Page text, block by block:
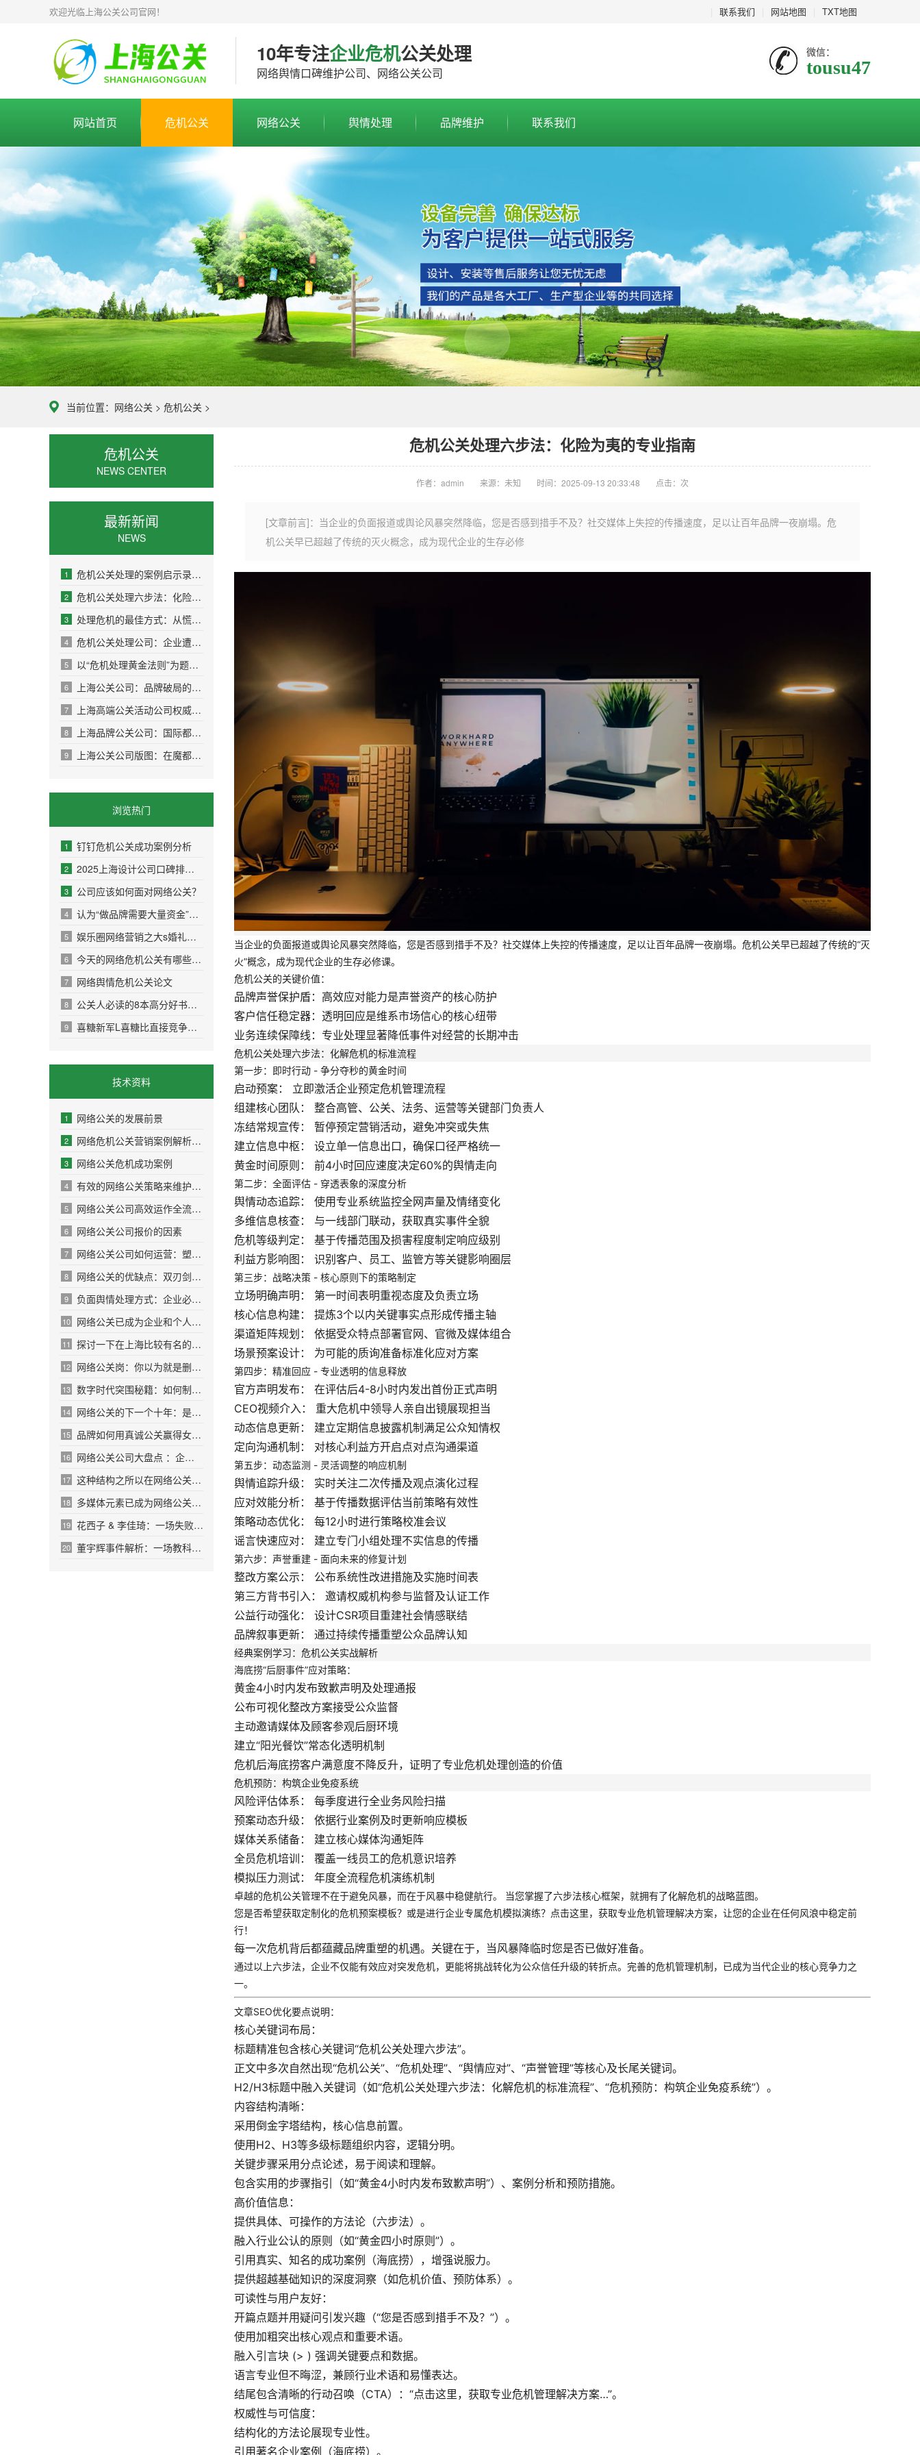
联系我们 网站地图 TXT地图
欢迎光临上海公关公司官网！
10年专注企业危机公关处理
网络舆情口碑维护公司、网络公关公司
微信：
tousu47
网站首页 危机公关 网络公关 舆情处理 品牌维护 联系我们
当前位置： 网络公关 > 危机公关 >
危机公关
NEWS CENTER
最新新闻
NEWS
1 危机公关处理的案例启示录：化危为机的深度解
2 危机公关处理六步法：化险为夷的专业指南
3 处理危机的最佳方式：从慌乱到掌控的实战指南
4 危机公关处理公司：企业遭遇舆情风暴时的“诺
5 以“危机处理黄金法则”为题的SEO文章
6 上海公关公司：品牌破局的“隐形引擎”，你知
7 上海高端公关活动公司权威推荐指南
8 上海品牌公关公司：国际都会丛林中，品牌如何
9 上海公关公司版图：在魔都商海乘风破浪的制胜
浏览热门
1 钉钉危机公关成功案例分析
2 2025上海设计公司口碑排名权威盘点：10家高好评
3 公司应该如何面对网络公关？
4 认为“做品牌需要大量资金”是因为并未真正理
5 娱乐圈网络营销之大s婚礼曝光
6 今天的网络危机公关有哪些特点？
7 网络舆情危机公关论文
8 公关人必读的8本高分好书推荐
9 喜糖新军L喜糖比直接竞争对手的零售价高了0.2～
技术资料
1 网络公关的发展前景
2 网络危机公关营销案例解析：5大经典案例教你转
3 网络公关危机成功案例
4 有效的网络公关策略来维护品牌形象
5 网络公关公司高效运作全流程解析：六步实现品
6 网络公关公司报价的因素
7 网络公关公司如何运营：塑造品牌、驾驭舆论的
8 网络公关的优缺点：双刃剑上的品牌攻守战
9 负面舆情处理方式：企业必备的7步危机应对策略
10 网络公关已成为企业和个人品牌传播的重要手段
11 探讨一下在上海比较有名的公关公司
12 网络公关岗：你以为就是删帖？95%的人都想错了
13 数字时代突围秘籍：如何制定高转化率的网络公
14 网络公关的下一个十年：是颠覆还是重构？
15 品牌如何用真诚公关赢得女性用户？
16 网络公关公司大盘点 ：企业如何避开”雷区”，
17 这种结构之所以在网络公关新闻中备受青睐
18 多媒体元素已成为网络公关内容传播的有力助推
19 花西子 & 李佳琦：一场失败公关的剖析
20 董宇辉事件解析：一场教科书级别的危机公关该
危机公关处理六步法：化险为夷的专业指南
作者：admin 来源：未知 时间：2025-09-13 20:33:48 点击： 次
[文章前言]：当企业的负面报道或舆论风暴突然降临，您是否感到措手不及？社交媒体上失控的传播速度，足以让百年品牌一夜崩塌。危
机公关早已超越了传统的灭火概念，成为现代企业的生存必修
当企业的负面报道或舆论风暴突然降临，您是否感到措手不及？社交媒体上失控的传播速度，足以让百年品牌一夜崩塌。危机公关早已超越了传统的“灭
火”概念，成为现代企业的生存必修课。
危机公关的关键价值：
品牌声誉保护盾：高效应对能力是声誉资产的核心防护
客户信任稳定器：透明回应是维系市场信心的核心纽带
业务连续保障线：专业处理显著降低事件对经营的长期冲击
危机公关处理六步法：化解危机的标准流程
第一步：即时行动 - 争分夺秒的黄金时间
启动预案：
立即激活企业预定危机管理流程
组建核心团队：
整合高管、公关、法务、运营等关键部门负责人
冻结常规宣传：
暂停预定营销活动，避免冲突或失焦
建立信息中枢：
设立单一信息出口，确保口径严格统一
黄金时间原则：
前4小时回应速度决定60%的舆情走向
第二步：全面评估 - 穿透表象的深度分析
舆情动态追踪：
使用专业系统监控全网声量及情绪变化
多维信息核查：
与一线部门联动，获取真实事件全貌
危机等级判定：
基于传播范围及损害程度制定响应级别
利益方影响图：
识别客户、员工、监管方等关键影响圈层
第三步：战略决策 - 核心原则下的策略制定
立场明确声明：
第一时间表明重视态度及负责立场
核心信息构建：
提炼3个以内关键事实点形成传播主轴
渠道矩阵规划：
依据受众特点部署官网、官微及媒体组合
场景预案设计：
为可能的质询准备标准化应对方案
第四步：精准回应 - 专业透明的信息释放
官方声明发布：
在评估后4-8小时内发出首份正式声明
CEO视频介入：
重大危机中领导人亲自出镜展现担当
动态信息更新：
建立定期信息披露机制满足公众知情权
定向沟通机制：
对核心利益方开启点对点沟通渠道
第五步：动态监测 - 灵活调整的响应机制
舆情追踪升级：
实时关注二次传播及观点演化过程
应对效能分析：
基于传播数据评估当前策略有效性
策略动态优化：
每12小时进行策略校准会议
谣言快速应对：
建立专门小组处理不实信息的传播
第六步：声誉重建 - 面向未来的修复计划
整改方案公示：
公布系统性改进措施及实施时间表
第三方背书引入：
邀请权威机构参与监督及认证工作
公益行动强化：
设计CSR项目重建社会情感联结
品牌叙事更新：
通过持续传播重塑公众品牌认知
经典案例学习：危机公关实战解析
海底捞“后厨事件”应对策略：
黄金4小时内发布致歉声明及处理通报
公布可视化整改方案接受公众监督
主动邀请媒体及顾客参观后厨环境
建立“阳光餐饮”常态化透明机制
危机后海底捞客户满意度不降反升，证明了专业危机处理创造的价值
危机预防：构筑企业免疫系统
风险评估体系：
每季度进行全业务风险扫描
预案动态升级：
依据行业案例及时更新响应模板
媒体关系储备：
建立核心媒体沟通矩阵
全员危机培训：
覆盖一线员工的危机意识培养
模拟压力测试：
年度全流程危机演练机制
卓越的危机公关管理不在于避免风暴，而在于风暴中稳健航行。
当您掌握了六步法核心框架，就拥有了化解危机的战略蓝图。
您是否希望获取定制化的危机预案模板？或是进行企业专属危机模拟演练？ 点击这里，获取专业危机管理解决方案，让您的企业在任何风浪中稳定前
行！
每一次危机背后都蕴藏品牌重塑的机遇。关键在于，当风暴降临时您是否已做好准备。
通过以上六步法，企业不仅能有效应对突发危机，更能将挑战转化为公众信任升级的转折点。完善的危机管理机制，已成为当代企业的核心竞争力之
一。
文章SEO优化要点说明：
核心关键词布局：
标题精准包含核心关键词“危机公关处理六步法”。
正文中多次自然出现“危机公关”、“危机处理”、“舆情应对”、“声誉管理”等核心及长尾关键词。
H2/H3标题中融入关键词（如“危机公关处理六步法：化解危机的标准流程”、“危机预防：构筑企业免疫系统”）。
内容结构清晰：
采用倒金字塔结构，核心信息前置。
使用H2、H3等多级标题组织内容，逻辑分明。
关键步骤采用分点论述，易于阅读和理解。
包含实用的步骤指引（如“黄金4小时内发布致歉声明”）、案例分析和预防措施。
高价值信息：
提供具体、可操作的方法论（六步法）。
融入行业公认的原则（如“黄金四小时原则”）。
引用真实、知名的成功案例（海底捞），增强说服力。
提供超越基础知识的深度洞察（如危机价值、预防体系）。
可读性与用户友好：
开篇点题并用疑问引发兴趣（“您是否感到措手不及？”）。
使用加粗突出核心观点和重要术语。
融入引言块 (> ) 强调关键要点和数据。
语言专业但不晦涩，兼顾行业术语和易懂表达。
结尾包含清晰的行动召唤（CTA）：“点击这里，获取专业危机管理解决方案…”。
权威性与可信度：
结构化的方法论展现专业性。
引用著名企业案例（海底捞）。